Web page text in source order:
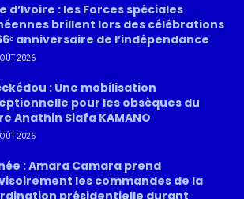
d’Ivoire : les Forces spéciales
brillent lors des célébrations
anniversaire de l’indépendance
2026
: Une mobilisation
pour les obsèques du
Anathin Siafa KAMANO
2026
: Amara Camara prend
les commandes de la
présidentielle durant